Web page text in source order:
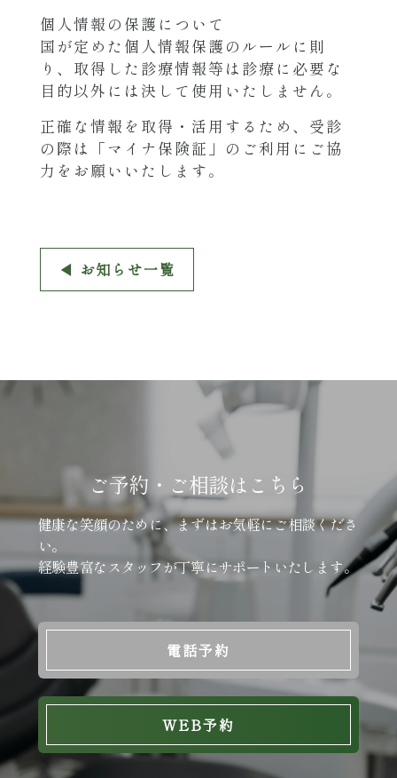
個人情報の保護について
国が定めた個人情報保護のルールに則
り、取得した診療情報等は診療に必要な
目的以外には決して使用いたしません。
正確な情報を取得・活用するため、受診
の際は「マイナ保険証」のご利用にご協
力をお願いいたします。
◀︎ お知らせ一覧
ご予約・ご相談はこちら
健康な笑顔のために、まずはお気軽にご相談くださ
い。
経験豊富なスタッフが丁寧にサポートいたします。
電話予約
WEB予約